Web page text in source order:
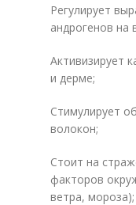
Регулирует
андрогенов на
Активизирует
и дерме;
Стимулирует
волокон;
Стоит на
факторов
ветра, мороза);